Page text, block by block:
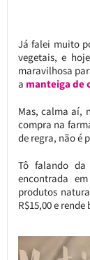
Já falei muito
vegetais, e
maravilhosa
a manteiga de
Mas, calma aí,
compra na
de regra, não é
Tô falando da
encontrada
produtos
R$15,00 e